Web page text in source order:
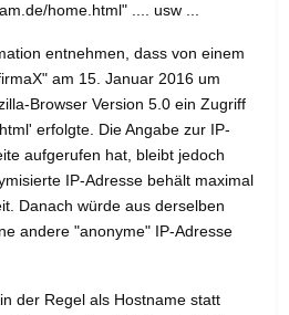
home.html" .... usw ...
entnehmen, dass von einem
am 15. Januar 2016 um
Browser Version 5.0 ein Zugriff
erfolgte. Die Angabe zur IP-
aufgerufen hat, bleibt jedoch
IP-Adresse behält maximal
Danach würde aus derselben
andere "anonyme" IP-Adresse
der Regel als Hostname statt